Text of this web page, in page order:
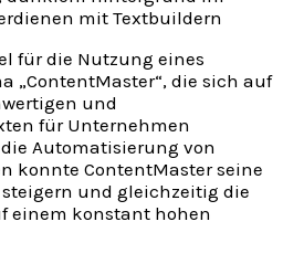
für die Nutzung eines
„ContentMaster“, die sich auf
und
für Unternehmen
Automatisierung von
konnte ContentMaster seine
und gleichzeitig die
einem konstant hohen